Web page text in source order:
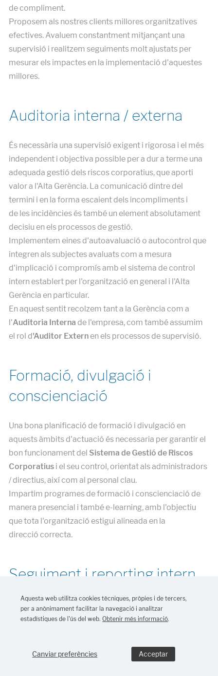
Aquesta web utilitza cookies tècniques, pròpies i de tercers,
per a anònimament facilitar la navegació i analitzar
estadístiques de l'ús del web.Obtenir més informació.
Canviar preferències
de compliment.
Proposem als nostres clients millores organitzatives
efectives. Avaluem constantment mitjançant una
supervisió i realitzem seguiments molt ajustats per
mesurar els impactes en la implementació d'aquestes
millores.
Auditoria interna / externa
És necessària una supervisió exigent i rigorosa i el més
independent i objectiva possible per a dur a terme una
adequada gestió dels riscos corporatius, que aporti
valor a l'Alta Gerència. La comunicació dintre del
termini i en la forma escaient dels incompliments i
de les incidències és també un element absolutament
decisiu en els processos de gestió.
Implementem eines d'autoavaluació o autocontrol que
integren als subjectes avaluats com a mesura
d'implicació i compromís amb el sistema de control
intern establert per l'organització en general i l'Alta
Gerència en particular.
En aquest sentit recolzem tant a la Gerència com a
l'Auditoria Interna de l'empresa, com també assumim
el rol d'Auditor Externen els processos de supervisió.
Formació, divulgació i
conscienciació
Una bona planificació de formació i divulgació en
aquests àmbits d'actuació és necessaria per garantir el
bon funcionament del Sistema de Gestió de Riscos
Corporatiusi el seu control, orientat als administradors
/ directius, així com al personal clau.
Impartim programes de formació i conscienciació de
manera presencial i també e-learning, amb l'objectiu
que tota l'organització estigui alineada en la
direcció correcta.
Seguiment i reporting intern
GRCi el seuControl Internrequereixen d'uns plans
se seguiment pel seu perfeccionament, que facilitin
És necessari disposar d'accions de seguiment i